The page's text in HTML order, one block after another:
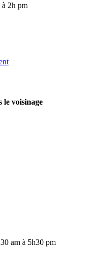
2h pm
le voisinage
am à 5h30 pm